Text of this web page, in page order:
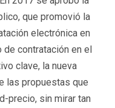
que promovió la
electrónica en
contratación en el
clave, la nueva
las propuestas que
precio, sin mirar tan